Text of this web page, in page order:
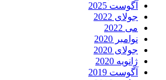
آگوست 2025
جولای 2022
می 2022
نوامبر 2020
جولای 2020
ژانویه 2020
آگوست 2019